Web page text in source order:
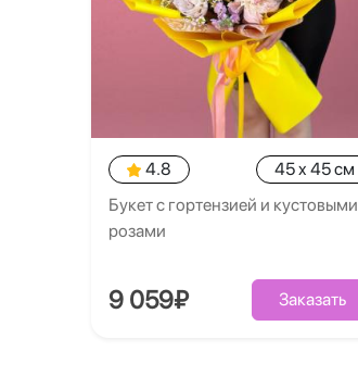
4.8
45 x 45 см
Букет с гортензией и кустовыми
розами
9 059₽ Заказать